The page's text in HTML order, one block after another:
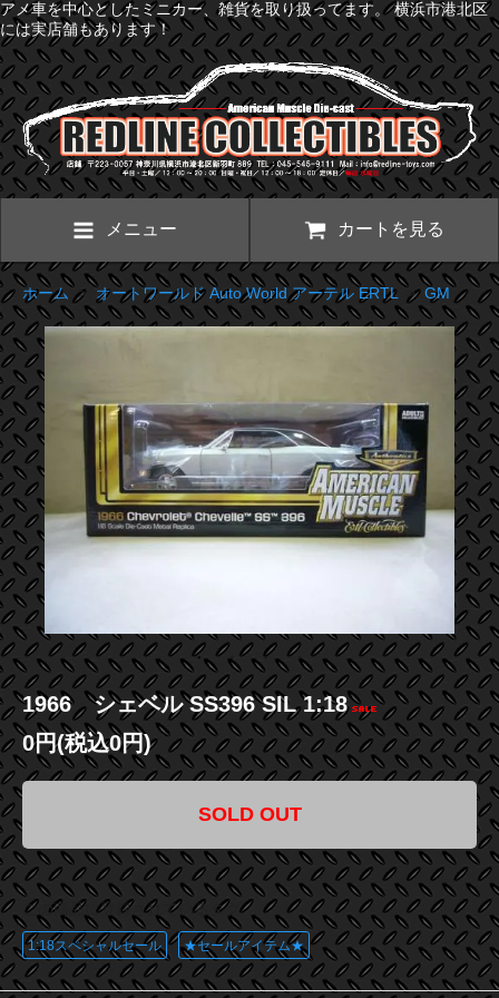
アメ車を中心としたミニカー、雑貨を取り扱ってます。 横浜市港北区
には実店舗もあります！
メニュー カートを見る
ホーム>オートワールド Auto World アーテル ERTL>GM
1966 シェベル SS396 SIL 1:18
0円(税込0円)
SOLD OUT
この商品に登録されているタグ
1:18スペシャルセール ★セールアイテム★